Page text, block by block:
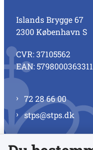
Islands Brygge 67
2300 København S
CVR: 37105562
EAN: 5798000363311
72 28 66 00
stps@stps.dk